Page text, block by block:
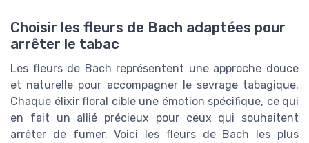
Choisir les fleurs de Bach adaptées pour
arrêter le tabac
Les fleurs de Bach représentent une approche douce
et naturelle pour accompagner le sevrage tabagique.
Chaque élixir floral cible une émotion spécifique, ce qui
en fait un allié précieux pour ceux qui souhaitent
arrêter de fumer. Voici les fleurs de Bach les plus